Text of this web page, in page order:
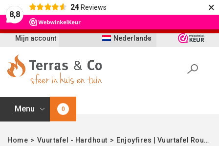
8,8
24 Reviews ×
Nederlands
Mijn account
Menu 0
Home > Vuurtafel - Hardhout > Enjoyfires | Vuurtafel Roundi | Teak-hout & Aluminium | 90 cm Ø
Let op: t/m 21 augustus worden bestellingen
vertraagd geleverd i.v.m. vakantie